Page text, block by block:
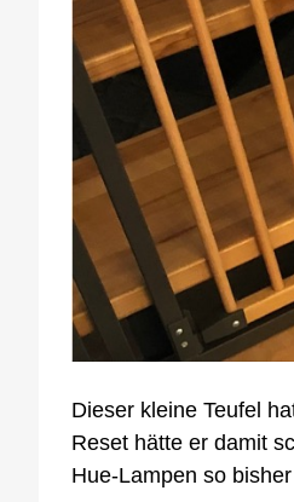
Dieser kleine Teufel
Reset hätte er damit
Hue-Lampen so